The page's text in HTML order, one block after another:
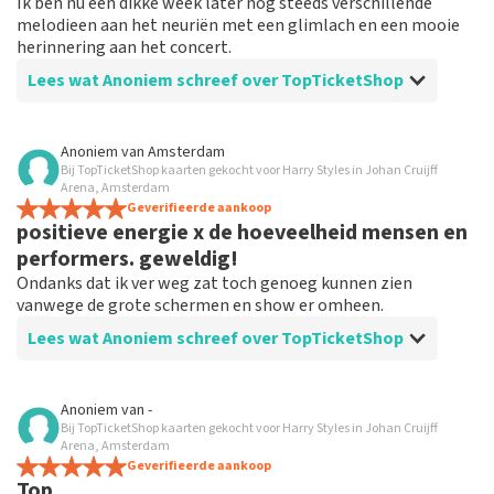
melodieen aan het neuriën met een glimlach en een mooie
herinnering aan het concert.
Lees wat Anoniem schreef over TopTicketShop
Beoordeling van Anoniem over
Perfecte afwikkeling
Het ging alles naar pkan en dat bij een heel voordelige
verhouding van prijs en kwaliteit
Anoniem van Amsterdam
Bij TopTicketShop kaarten gekocht voor Harry Styles in Johan Cruijff
Arena, Amsterdam
Geverifieerde aankoop
positieve energie x de hoeveelheid mensen en
performers. geweldig!
Ondanks dat ik ver weg zat toch genoeg kunnen zien
vanwege de grote schermen en show er omheen.
Lees wat Anoniem schreef over TopTicketShop
Beoordeling van Anoniem over
ook voor oudere niet zo digitale mensen
best te doen
Anoniem van -
Bij TopTicketShop kaarten gekocht voor Harry Styles in Johan Cruijff
Arena, Amsterdam
Geverifieerde aankoop